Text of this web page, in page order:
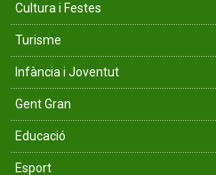
Cultura i Festes
Turisme
Infància i Joventut
Gent Gran
Educació
Esport